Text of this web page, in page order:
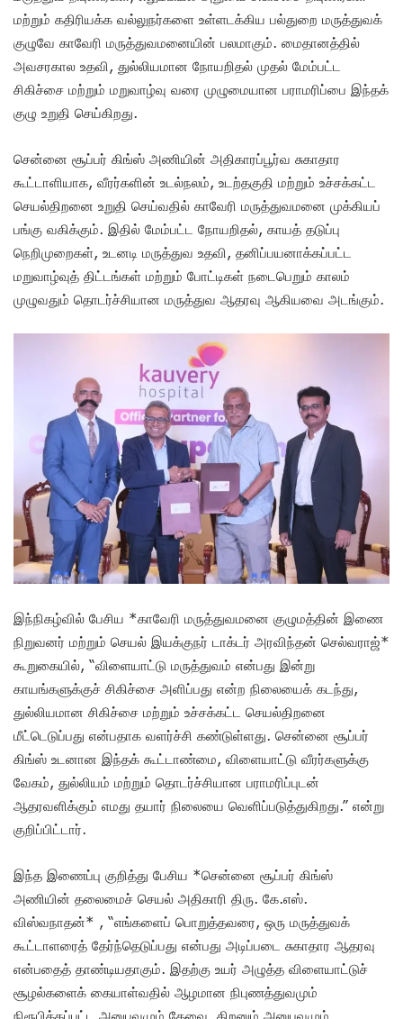
மற்றும் கதிரியக்க வல்லுநர்களை உள்ளடக்கிய பல்துறை மருத்துவக்
குழுவே காவேரி மருத்துவமனையின் பலமாகும். மைதானத்தில்
அவசரகால உதவி, துல்லியமான நோயறிதல் முதல் மேம்பட்ட
சிகிச்சை மற்றும் மறுவாழ்வு வரை முழுமையான பராமரிப்பை இந்தக்
குழு உறுதி செய்கிறது.
சென்னை சூப்பர் கிங்ஸ் அணியின் அதிகாரப்பூர்வ சுகாதார
கூட்டாளியாக, வீரர்களின் உடல்நலம், உடற்தகுதி மற்றும் உச்சக்கட்ட
செயல்திறனை உறுதி செய்வதில் காவேரி மருத்துவமனை முக்கியப்
பங்கு வகிக்கும். இதில் மேம்பட்ட நோயறிதல், காயத் தடுப்பு
நெறிமுறைகள், உடனடி மருத்துவ உதவி, தனிப்பயனாக்கப்பட்ட
மறுவாழ்வுத் திட்டங்கள் மற்றும் போட்டிகள் நடைபெறும் காலம்
முழுவதும் தொடர்ச்சியான மருத்துவ ஆதரவு ஆகியவை அடங்கும்.
இந்நிகழ்வில் பேசிய *காவேரி மருத்துவமனை குழுமத்தின் இணை
நிறுவனர் மற்றும் செயல் இயக்குநர் டாக்டர் அரவிந்தன் செல்வராஜ்*
கூறுகையில், “விளையாட்டு மருத்துவம் என்பது இன்று
காயங்களுக்குச் சிகிச்சை அளிப்பது என்ற நிலையைக் கடந்து,
துல்லியமான சிகிச்சை மற்றும் உச்சக்கட்ட செயல்திறனை
மீட்டெடுப்பது என்பதாக வளர்ச்சி கண்டுள்ளது. சென்னை சூப்பர்
கிங்ஸ் உடனான இந்தக் கூட்டாண்மை, விளையாட்டு வீரர்களுக்கு
வேகம், துல்லியம் மற்றும் தொடர்ச்சியான பராமரிப்புடன்
ஆதரவளிக்கும் எமது தயார் நிலையை வெளிப்படுத்துகிறது.” என்று
குறிப்பிட்டார்.
இந்த இணைப்பு குறித்து பேசிய *சென்னை சூப்பர் கிங்ஸ்
அணியின் தலைமைச் செயல் அதிகாரி திரு. கே.எஸ்.
விஸ்வநாதன்* , “எங்களைப் பொறுத்தவரை, ஒரு மருத்துவக்
கூட்டாளரைத் தேர்ந்தெடுப்பது என்பது அடிப்படை சுகாதார ஆதரவு
என்பதைத் தாண்டியதாகும். இதற்கு உயர் அழுத்த விளையாட்டுச்
சூழல்களைக் கையாள்வதில் ஆழமான நிபுணத்துவமும்
நிரூபிக்கப்பட்ட அனுபவமும் தேவை. திறனும் அனுபவமும்